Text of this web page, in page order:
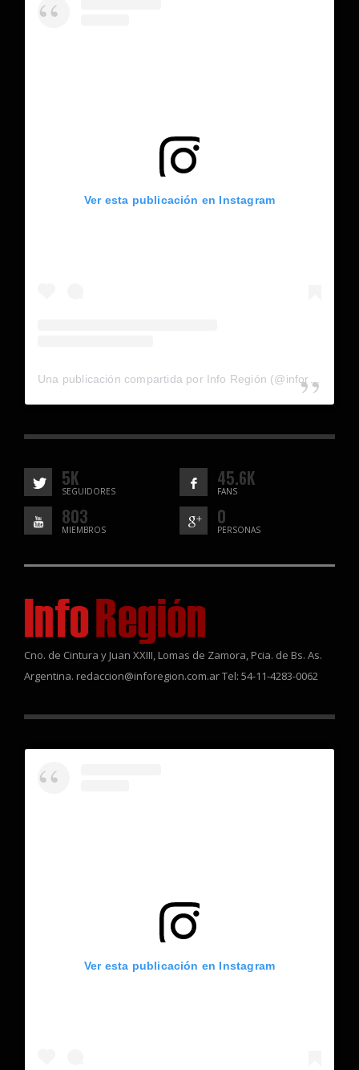
Ver esta publicación en Instagram
5K
SEGUIDORES
45.6K
FANS
803
MIEMBROS
0
PERSONAS
Cno. de Cintura y Juan XXIII, Lomas de Zamora, Pcia. de Bs. As.
Argentina. redaccion@inforegion.com.ar Tel: 54-11-4283-0062
Ver esta publicación en Instagram